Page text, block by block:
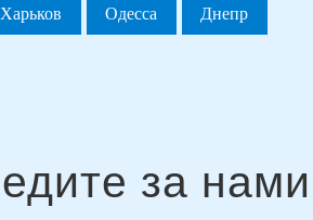
Харьков Одесса Днепр